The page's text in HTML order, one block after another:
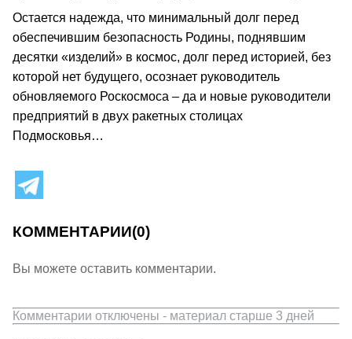
Остается надежда, что минимальный долг перед
обеспечившим безопасность Родины, поднявшим
десятки «изделий» в космос, долг перед историей, без
которой нет будущего, осознает руководитель
обновляемого Роскосмоса – да и новые руководители
предприятий в двух ракетных столицах
Подмосковья…
КОММЕНТАРИИ(0)
Вы можете оставить комментарии.
Комментарии отключены - материал старше 3 дней